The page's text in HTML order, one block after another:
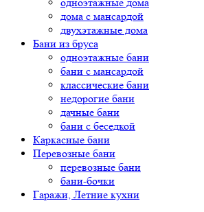
дома с мансардой
двухэтажные дома
Бани из бруса
одноэтажные бани
бани с мансардой
классические бани
недорогие бани
дачные бани
бани с беседкой
Каркасные бани
Перевозные бани
перевозные бани
бани-бочки
Гаражи, Летние кухни